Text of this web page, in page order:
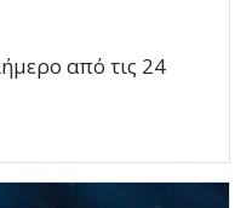
από τις 24